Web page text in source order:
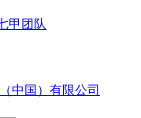
甲团队
中国）有限公司